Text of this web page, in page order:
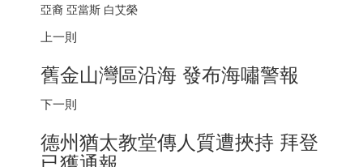
亞裔 亞當斯 白艾榮
上一則
舊金山灣區沿海 發布海嘯警報
下一則
德州猶太教堂傳人質遭挾持 拜登